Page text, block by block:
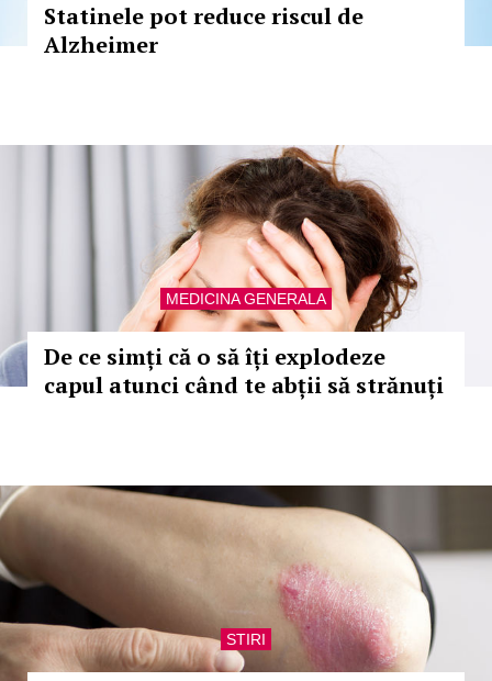
Statinele pot reduce riscul de
Alzheimer
MEDICINA GENERALA
De ce simți că o să îți explodeze
capul atunci când te abții să strănuți
STIRI